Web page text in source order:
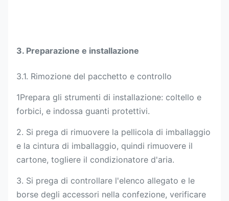
3. Preparazione e installazione
3.1. Rimozione del pacchetto e controllo
1Prepara gli strumenti di installazione: coltello e
forbici, e indossa guanti protettivi.
2. Si prega di rimuovere la pellicola di imballaggio
e la cintura di imballaggio, quindi rimuovere il
cartone, togliere il condizionatore d'aria.
3. Si prega di controllare l'elenco allegato e le
borse degli accessori nella confezione, verificare